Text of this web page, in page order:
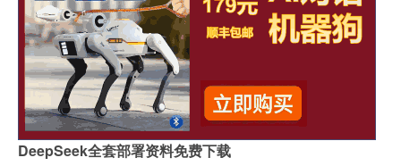
DeepSeek全套部署资料免费下载